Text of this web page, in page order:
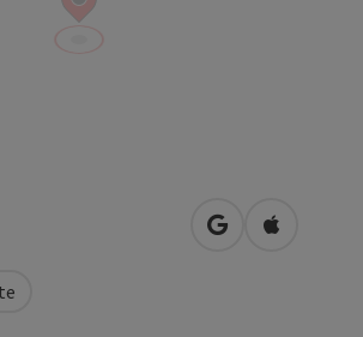
open in Google
Open in